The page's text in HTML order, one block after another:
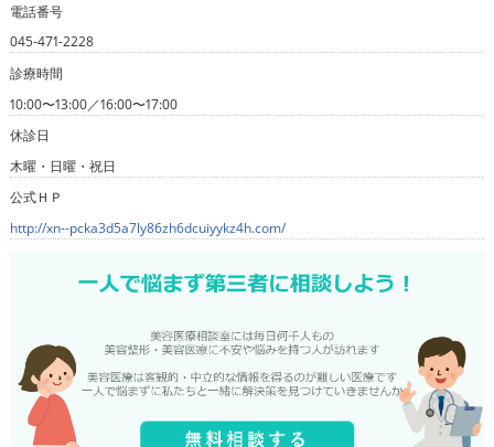
電話番号
045-471-2228
診療時間
10:00〜13:00／16:00〜17:00
休診日
木曜・日曜・祝日
公式ＨＰ
http://xn--pcka3d5a7ly86zh6dcuiyykz4h.com/